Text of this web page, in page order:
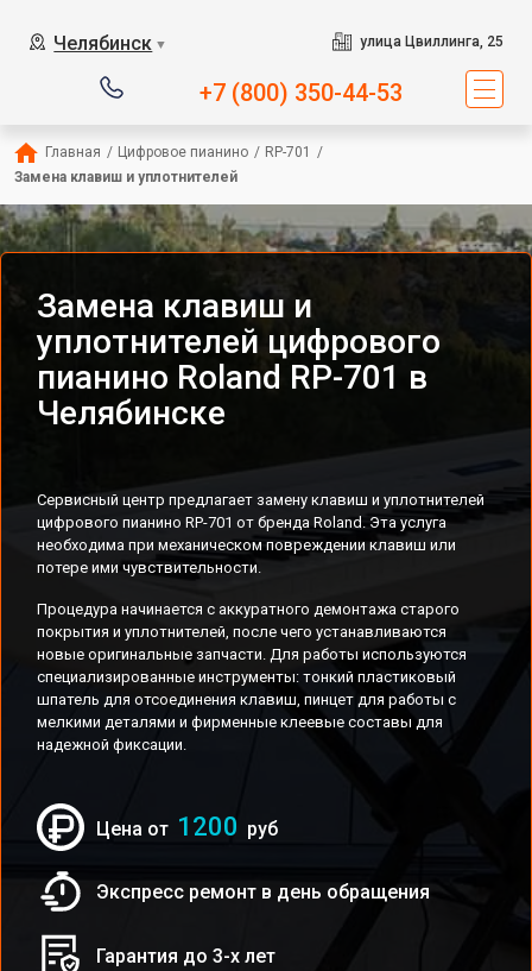
Челябинск ▼ улица Цвиллинга, 25
+7 (800) 350-44-53
Главная / Цифровое пианино / RP-701
/
Замена клавиш и уплотнителей
Замена клавиш и
уплотнителей цифрового
пианино Roland RP-701 в
Челябинске
Сервисный центр предлагает замену клавиш и уплотнителей
цифрового пианино RP-701 от бренда Roland. Эта услуга
необходима при механическом повреждении клавиш или
потере ими чувствительности.
Процедура начинается с аккуратного демонтажа старого
покрытия и уплотнителей, после чего устанавливаются
новые оригинальные запчасти. Для работы используются
специализированные инструменты: тонкий пластиковый
шпатель для отсоединения клавиш, пинцет для работы с
мелкими деталями и фирменные клеевые составы для
надежной фиксации.
Цена от 1200 руб
Экспресс ремонт в день обращения
Гарантия до 3-х лет